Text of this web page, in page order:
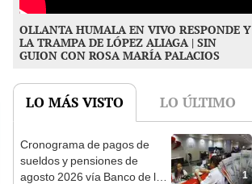
OLLANTA HUMALA EN VIVO RESPONDE Y
LA TRAMPA DE LÓPEZ ALIAGA | SIN
GUION CON ROSA MARÍA PALACIOS
LO MÁS VISTO LO ÚLTIMO
1
Cronograma de pagos de
sueldos y pensiones de
agosto 2026 vía Banco de la